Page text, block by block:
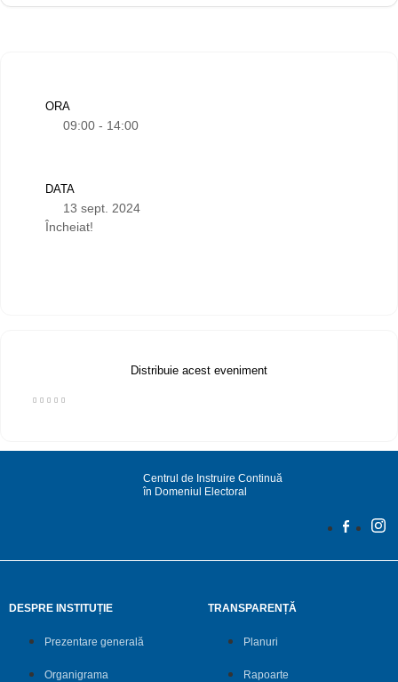
ORA
09:00 - 14:00
DATA
13 sept. 2024
Încheiat!
Distribuie acest eveniment
Centrul de Instruire Continuă
în Domeniul Electoral
DESPRE INSTITUȚIE
Prezentare generală
Organigrama
TRANSPARENȚĂ
Planuri
Rapoarte